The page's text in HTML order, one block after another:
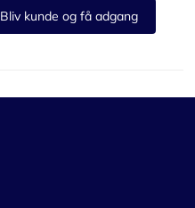
Bliv kunde og få adgang